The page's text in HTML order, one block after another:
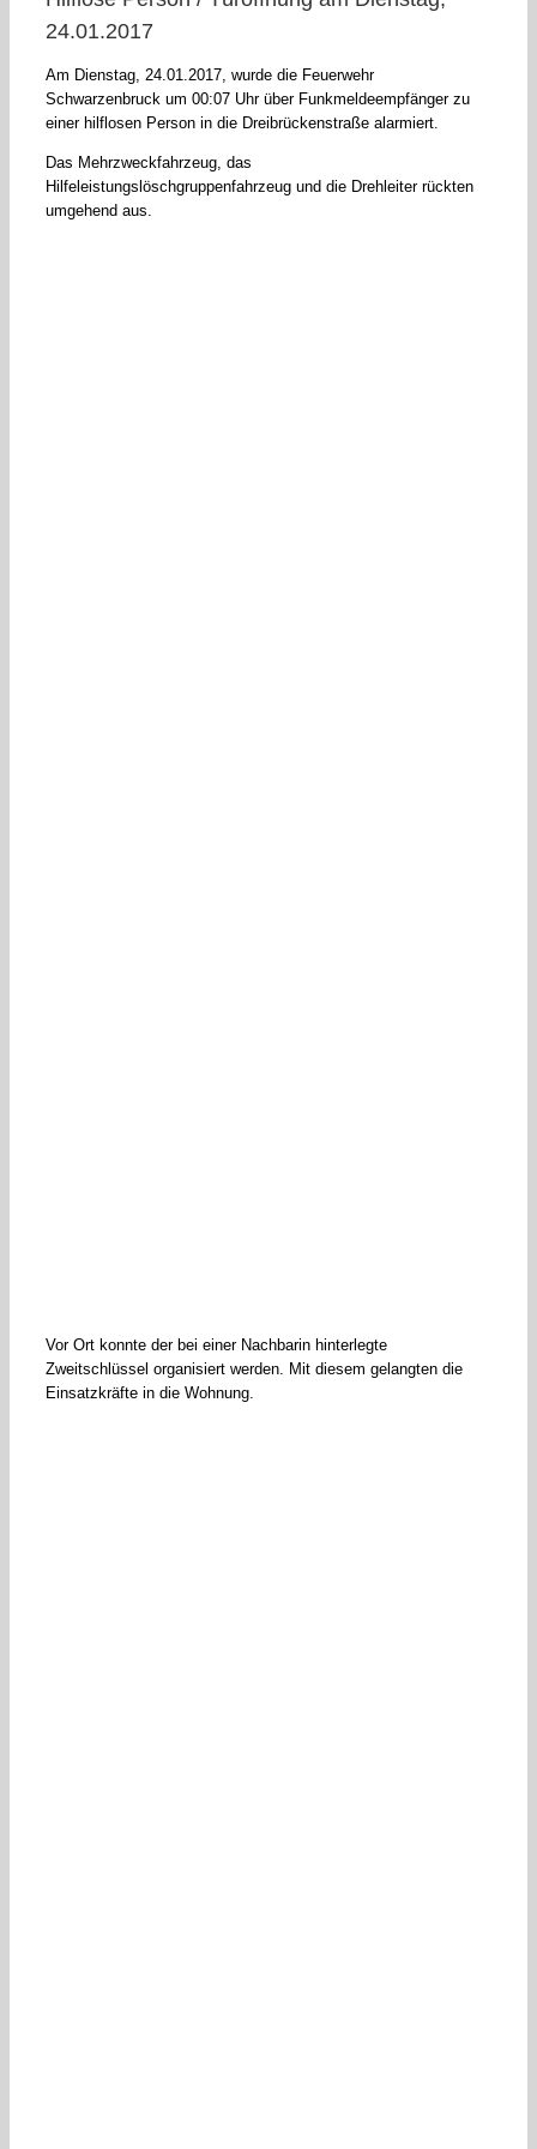
24.01.2017
Am Dienstag, 24.01.2017, wurde die Feuerwehr
Schwarzenbruck um 00:07 Uhr über Funkmeldeempfänger zu
einer hilflosen Person in die Dreibrückenstraße alarmiert.
Das Mehrzweckfahrzeug, das
Hilfeleistungslöschgruppenfahrzeug und die Drehleiter rückten
umgehend aus.
Vor Ort konnte der bei einer Nachbarin hinterlegte
Zweitschlüssel organisiert werden. Mit diesem gelangten die
Einsatzkräfte in die Wohnung.